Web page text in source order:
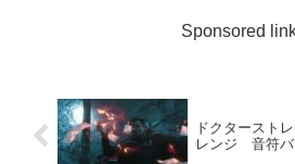
Sponsored
ドクタースト
レンジ 音符バ